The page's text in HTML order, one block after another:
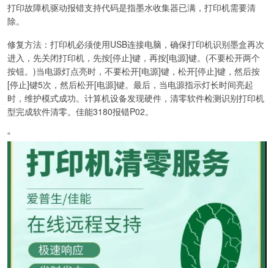
打印故障机驱动报错支持代码是指墨水收集器已满，打印机需要清
除。
修复方法：打印机必须使用USB连接电脑，确保打印机识别墨盒再次
进入，先关闭打印机，先按[停止]键，再按[电源]键。(不要松开两个
按钮。)当电源灯点亮时，不要松开[电源]键，松开[停止]键，然后按
[停止]键5次，然后松开[电源]键。最后，当电源指示灯长时间亮起
时，维护模式成功。计算机设备发现硬件，清零软件检测识别打印机
型完成软件清零。佳能3180报错P02。
“